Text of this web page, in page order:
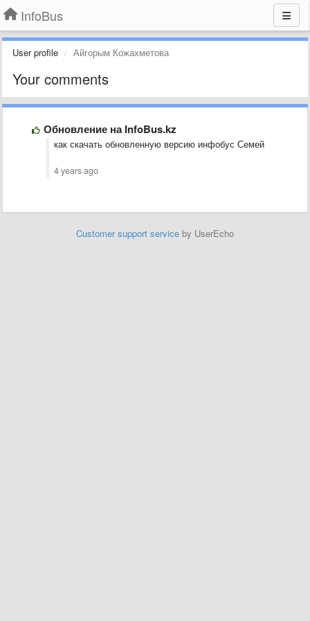
InfoBus
User profile Айгорым Кожахметова
Your comments
Обновление на InfoBus.kz
как скачать обновленную версию инфобус Семей
4 years ago
Customer support service by UserEcho